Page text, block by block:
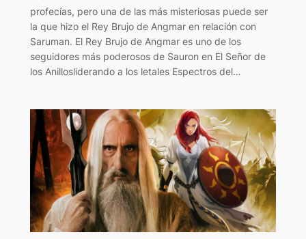
profecías, pero una de las más misteriosas puede ser
la que hizo el Rey Brujo de Angmar en relación con
Saruman. El Rey Brujo de Angmar es uno de los
seguidores más poderosos de Sauron en El Señor de
los Anillosliderando a los letales Espectros del…